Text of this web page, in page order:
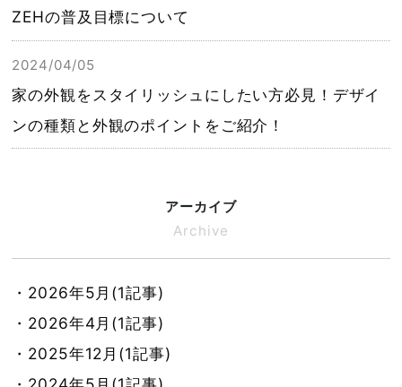
ZEHの普及目標について
2024/04/05
家の外観をスタイリッシュにしたい方必見！デザイ
ンの種類と外観のポイントをご紹介！
アーカイブ
Archive
・2026年5月(1記事)
・2026年4月(1記事)
・2025年12月(1記事)